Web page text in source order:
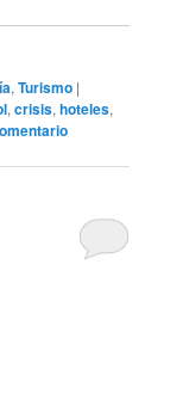
,Turismo |
,crisis,hoteles,